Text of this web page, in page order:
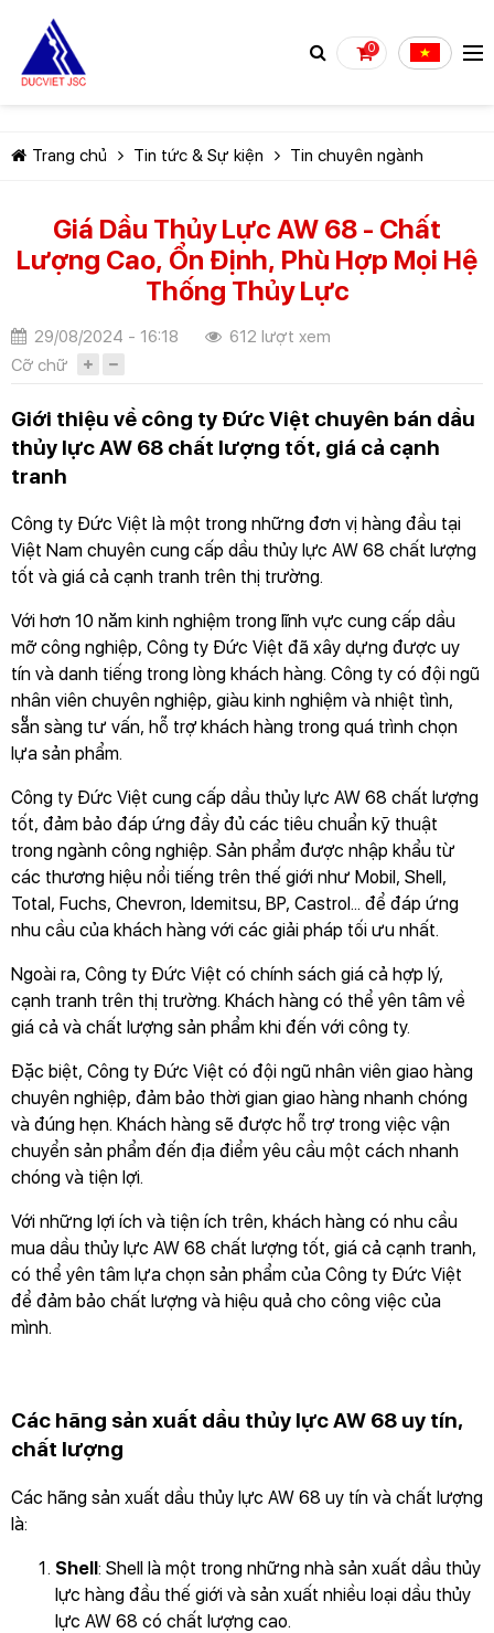
0
TIẾP TỤC MUA HÀNG
Trang chủ Tin tức & Sự kiện Tin chuyên ngành
Giá Dầu Thủy Lực AW 68 - Chất
Lượng Cao, Ổn Định, Phù Hợp Mọi Hệ
Thống Thủy Lực
29/08/2024 - 16:18
612 lượt xem
Cỡ chữ
Giới thiệu về công ty Đức Việt chuyên bán dầu
thủy lực AW 68 chất lượng tốt, giá cả cạnh
tranh
Công ty Đức Việt là một trong những đơn vị hàng đầu tại
Việt Nam chuyên cung cấp dầu thủy lực AW 68 chất lượng
tốt và giá cả cạnh tranh trên thị trường.
Với hơn 10 năm kinh nghiệm trong lĩnh vực cung cấp dầu
mỡ công nghiệp, Công ty Đức Việt đã xây dựng được uy
tín và danh tiếng trong lòng khách hàng. Công ty có đội ngũ
nhân viên chuyên nghiệp, giàu kinh nghiệm và nhiệt tình,
sẵn sàng tư vấn, hỗ trợ khách hàng trong quá trình chọn
lựa sản phẩm.
Công ty Đức Việt cung cấp dầu thủy lực AW 68 chất lượng
tốt, đảm bảo đáp ứng đầy đủ các tiêu chuẩn kỹ thuật
trong ngành công nghiệp. Sản phẩm được nhập khẩu từ
các thương hiệu nổi tiếng trên thế giới như Mobil, Shell,
Total, Fuchs, Chevron, Idemitsu, BP, Castrol... để đáp ứng
nhu cầu của khách hàng với các giải pháp tối ưu nhất.
Ngoài ra, Công ty Đức Việt có chính sách giá cả hợp lý,
cạnh tranh trên thị trường. Khách hàng có thể yên tâm về
giá cả và chất lượng sản phẩm khi đến với công ty.
Đặc biệt, Công ty Đức Việt có đội ngũ nhân viên giao hàng
chuyên nghiệp, đảm bảo thời gian giao hàng nhanh chóng
và đúng hẹn. Khách hàng sẽ được hỗ trợ trong việc vận
chuyển sản phẩm đến địa điểm yêu cầu một cách nhanh
chóng và tiện lợi.
Với những lợi ích và tiện ích trên, khách hàng có nhu cầu
mua dầu thủy lực AW 68 chất lượng tốt, giá cả cạnh tranh,
có thể yên tâm lựa chọn sản phẩm của Công ty Đức Việt
để đảm bảo chất lượng và hiệu quả cho công việc của
mình.
Các hãng sản xuất dầu thủy lực AW 68 uy tín,
chất lượng
Các hãng sản xuất dầu thủy lực AW 68 uy tín và chất lượng
là:
Shell: Shell là một trong những nhà sản xuất dầu thủy
lực hàng đầu thế giới và sản xuất nhiều loại dầu thủy
lực AW 68 có chất lượng cao.